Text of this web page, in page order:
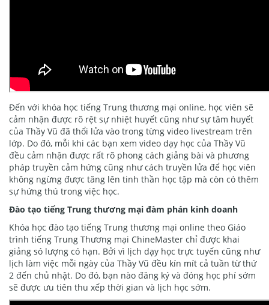
Đến với khóa học tiếng Trung thương mại online, học viên sẽ
cảm nhận được rõ rệt sự nhiệt huyết cũng như sự tâm huyết
của Thầy Vũ đã thổi lửa vào trong từng video livestream trên
lớp. Do đó, mỗi khi các bạn xem video dạy học của Thầy Vũ
đều cảm nhận được rất rõ phong cách giảng bài và phương
pháp truyền cảm hứng cũng như cách truyền lửa để học viên
không ngừng được tăng lên tinh thần học tập mà còn có thêm
sự hứng thú trong việc học.
Đào tạo tiếng Trung thương mại đàm phán kinh doanh
Khóa học đào tạo tiếng Trung thương mại online theo Giáo
trình tiếng Trung Thương mại ChineMaster chỉ được khai
giảng só lượng có hạn. Bởi vì lịch dạy học trực tuyến cũng như
lịch làm việc mỗi ngày của Thầy Vũ đều kín mít cả tuần từ thứ
2 đến chủ nhật. Do đó, bạn nào đăng ký và đóng học phí sớm
sẽ được ưu tiên thu xếp thời gian và lịch học sớm.